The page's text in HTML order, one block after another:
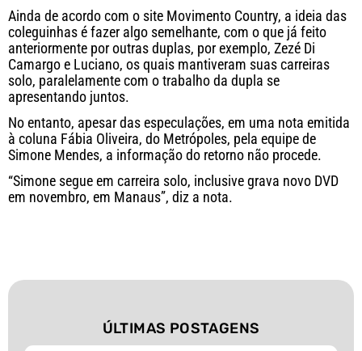
Ainda de acordo com o site Movimento Country, a ideia das
coleguinhas é fazer algo semelhante, com o que já feito
anteriormente por outras duplas, por exemplo, Zezé Di
Camargo e Luciano, os quais mantiveram suas carreiras
solo, paralelamente com o trabalho da dupla se
apresentando juntos.
No entanto, apesar das especulações, em uma nota emitida
à coluna Fábia Oliveira, do Metrópoles, pela equipe de
Simone Mendes, a informação do retorno não procede.
“Simone segue em carreira solo, inclusive grava novo DVD
em novembro, em Manaus”, diz a nota.
ÚLTIMAS POSTAGENS